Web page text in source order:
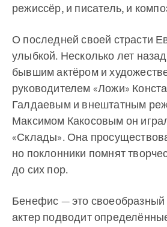
режиссёр, и писатель, и
О последней своей страсти
улыбкой. Несколько лет
бывшим актёром и
руководителем «Ложи»
Галдаевым и внештатным
Максимом Какосовым он
«Склады». Она
но поклонники помнят
до сих пор.
Бенефис — это своеобразный
актер подводит